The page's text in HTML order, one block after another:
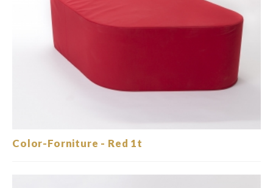
Color-Forniture - Red 1t